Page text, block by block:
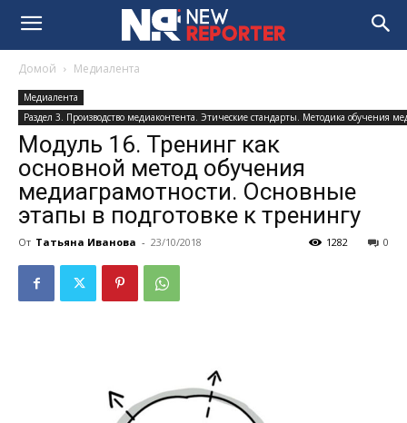
Домой Медиалента
Медиалента
Раздел 3. Производство медиаконтента. Этические стандарты. Методика обучения
Модуль 16. Тренинг как
основной метод обучения
медиаграмотности. Основные
этапы в подготовке к тренингу
От Татьяна Иванова - 23/10/2018 0
1282